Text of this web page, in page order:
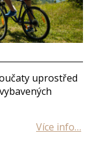
uprostřed